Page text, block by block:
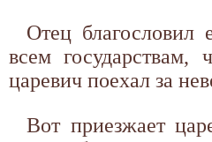
Отец благословил
всем
царевич поехал за
Вот приезжает